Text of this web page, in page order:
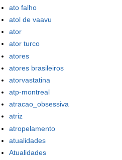
ato falho
atol de vaavu
ator
ator turco
atores
atores brasileiros
atorvastatina
atp-montreal
atracao_obsessiva
atriz
atropelamento
atualidades
Atualidades